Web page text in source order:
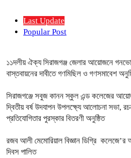
Last Update
Popular Post
১১দলীয় ঐক্য সিরাজগঞ্জ জেলার আয়োজনে
বাস্তবায়নের দাবীতে গণমিছিল ও গণসমাবেশ
সিরাজগঞ্জে সবুজ কানন স্কুল এন্ড কলেজের
দ্বিতীয় বর্ষ উদযাপন উপলক্ষ্যে আলোচনা সভা,
প্রতিযোগিতার পুরস্কার বিতরণী অনুষ্ঠিত
রজব আলী মেমোরিয়াল বিজ্ঞান ডিগ্রি
দিবস পালিত